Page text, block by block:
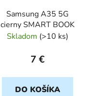
Samsung A35 5G
cierny SMART BOOK
Skladom (>10 ks)
7 €
DO KOŠÍKA